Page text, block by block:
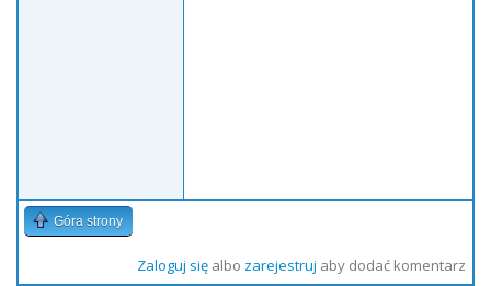
Góra strony
Zaloguj sięalbo zarejestruj aby dodać komentarz